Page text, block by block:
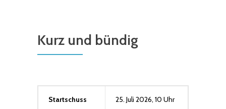
Kurz und bündig
Startschuss 25. Juli 2026, 10 Uhr